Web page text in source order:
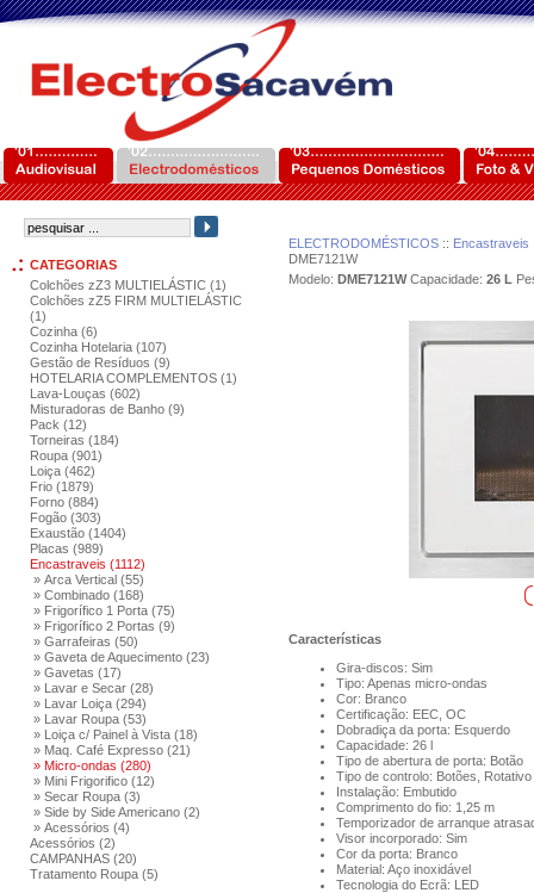
CATEGORIAS
Colchões zZ3 MULTIELÁSTIC (1)
Colchões zZ5 FIRM MULTIELÁSTIC
(1)
Cozinha (6)
Cozinha Hotelaria (107)
Gestão de Resíduos (9)
HOTELARIA COMPLEMENTOS (1)
Lava-Louças (602)
Misturadoras de Banho (9)
Pack (12)
Torneiras (184)
Roupa (901)
Loiça (462)
Frio (1879)
Forno (884)
Fogão (303)
Exaustão (1404)
Placas (989)
Encastraveis (1112)
» Arca Vertical (55)
» Combinado (168)
» Frigorífico 1 Porta (75)
» Frigorífico 2 Portas (9)
» Garrafeiras (50)
» Gaveta de Aquecimento (23)
» Gavetas (17)
» Lavar e Secar (28)
» Lavar Loiça (294)
» Lavar Roupa (53)
» Loiça c/ Painel à Vista (18)
» Maq. Café Expresso (21)
» Micro-ondas (280)
» Mini Frigorifico (12)
» Secar Roupa (3)
» Side by Side Americano (2)
» Acessórios (4)
Acessórios (2)
CAMPANHAS (20)
Tratamento Roupa (5)
ELECTRODOMÉSTICOS:: Encastraveis
DME7121W
Modelo: DME7121WCapacidade: 26 L
Características
Gira-discos: Sim
Tipo: Apenas micro-ondas
Cor: Branco
Certificação: EEC, OC
Dobradiça da porta: Esquerdo
Capacidade: 26 l
Tipo de abertura de porta: Botão
Tipo de controlo: Botões, Rotativo
Instalação: Embutido
Comprimento do fio: 1,25 m
Temporizador de arranque
Visor incorporado: Sim
Cor da porta: Branco
Material: Aço inoxidável
Tecnologia do Ecrã: LED